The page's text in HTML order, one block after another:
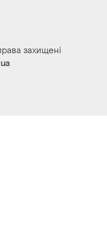
захищені